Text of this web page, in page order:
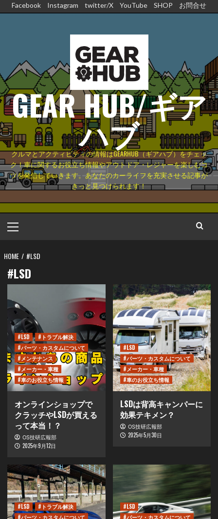
ス
キ
ッ
プ
Facebook Instagram twitter/X YouTube SHOP お問合せ
GEAR HUB/ギア
ハブ
クルマとアクティビティの情報はGEARHUB（ギアハブ）をチェッ
ク！車に関するお役立ち情報やアウトドア・レジャーを楽しむコ
ツを発信していきます。あなたのカーライフを充実させる記事が
きっと見つけられます！
イ
メ
ニ
ュ
HOME #LSD
#LSD
#LSD
#トラブル解決
#パーツ・カスタムについて
#メンテナンス
#メーカー・車種
#車のお役立ち情報
オンラインショップで
クラッチやLSDが買える
って本当！？
OS技研広報部
2025年9月12日
#LSD
#パーツ・カスタムについて
#メーカー・車種
#車のお役立ち情報
LSDは背高キャンパーに
効果テキメン？
OS技研広報部
2025年5月30日
#LSD
#トラブル解決
#パーツ・カスタムについて
#LSD
#パーツ・カスタムについて